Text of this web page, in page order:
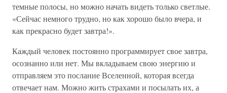
темные полосы, но можно начать видеть только светлые.
«Сейчас немного трудно, но как хорошо было вчера, и
как прекрасно будет завтра!».
Каждый человек постоянно программирует свое завтра,
осознанно или нет. Мы вкладываем свою энергию и
отправляем это послание Вселенной, которая всегда
отвечает нам. Можно жить страхами и посылать их, а